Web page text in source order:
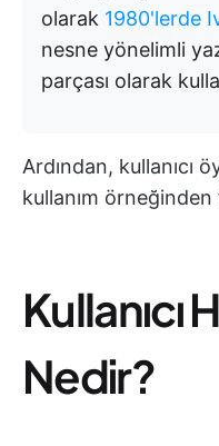
olarak 1980'lerde
nesne yönelimli
parçası olarak
Ardından, kullanıcı
kullanım örneğinden
Kullanıcı
Nedir?